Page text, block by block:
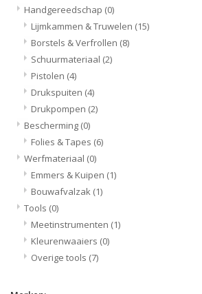
Handgereedschap (0)
Lijmkammen & Truwelen (15)
Borstels & Verfrollen (8)
Schuurmateriaal (2)
Pistolen (4)
Drukspuiten (4)
Drukpompen (2)
Bescherming (0)
Folies & Tapes (6)
Werfmateriaal (0)
Emmers & Kuipen (1)
Bouwafvalzak (1)
Tools (0)
Meetinstrumenten (1)
Kleurenwaaiers (0)
Overige tools (7)